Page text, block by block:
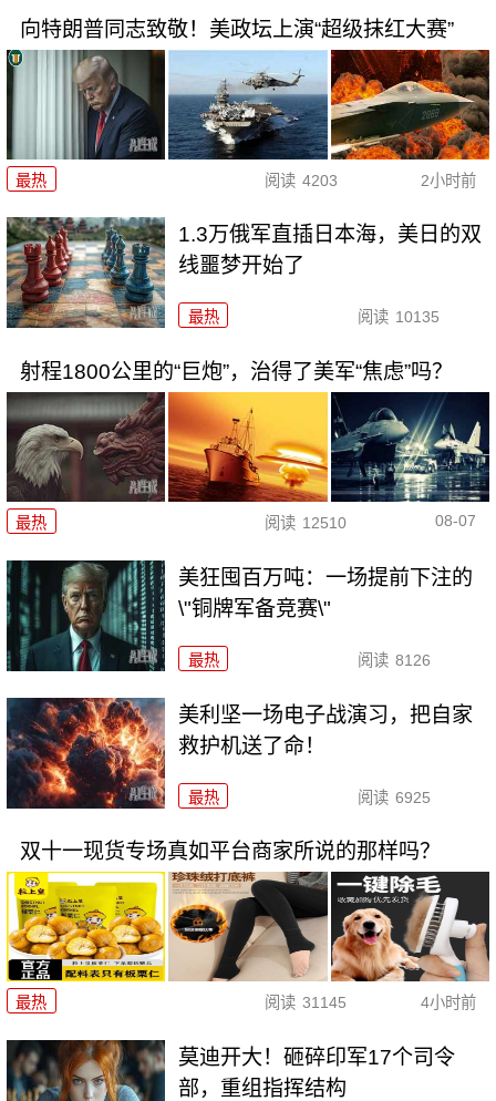
向特朗普同志致敬！美政坛上演“超级抹红大赛”
最热 阅读 4203 2小时前
1.3万俄军直插日本海，美日的双
线噩梦开始了
最热 阅读 10135
射程1800公里的“巨炮”，治得了美军“焦虑”吗？
最热 阅读 12510 08-07
美狂囤百万吨：一场提前下注的
\"铜牌军备竞赛\"
最热 阅读 8126
美利坚一场电子战演习，把自家
救护机送了命！
最热 阅读 6925
双十一现货专场真如平台商家所说的那样吗？
最热 阅读 31145 4小时前
莫迪开大！砸碎印军17个司令
部，重组指挥结构